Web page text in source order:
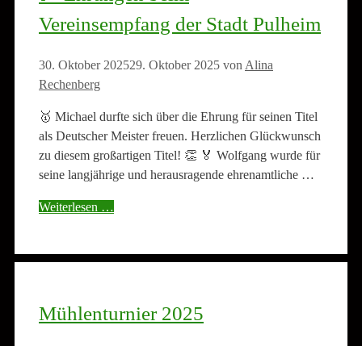
Vereinsempfang der Stadt Pulheim
30. Oktober 202529. Oktober 2025 von Alina
Rechenberg
🥇 Michael durfte sich über die Ehrung für seinen Titel
als Deutscher Meister freuen. Herzlichen Glückwunsch
zu diesem großartigen Titel! 👏 🏅 Wolfgang wurde für
seine langjährige und herausragende ehrenamtliche …
Weiterlesen …
Mühlenturnier 2025